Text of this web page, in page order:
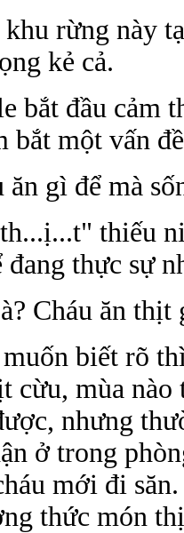
rừng này
kẻ cả.
bắt đầu cảm
bắt một vấn
ăn gì để mà
thiếu
đang thực sự
Cháu ăn thịt
biết rõ
cừu, mùa nào
nhưng
ở trong
mới đi
thức món